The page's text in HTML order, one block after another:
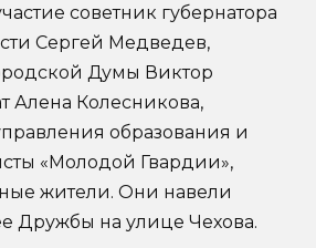
советник губернатора
Сергей Медведев,
Думы Виктор
Алена Колесникова,
образования и
«Молодой Гвардии»,
жители. Они навели
Дружбы на улице Чехова.